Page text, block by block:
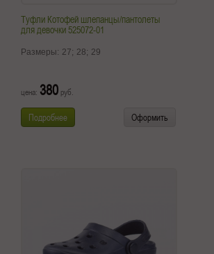
Туфли Котофей шлепанцы/пантолеты
для девочки 525072-01
Размеры: 27; 28; 29
цена: 380 руб.
Подробнее Оформить